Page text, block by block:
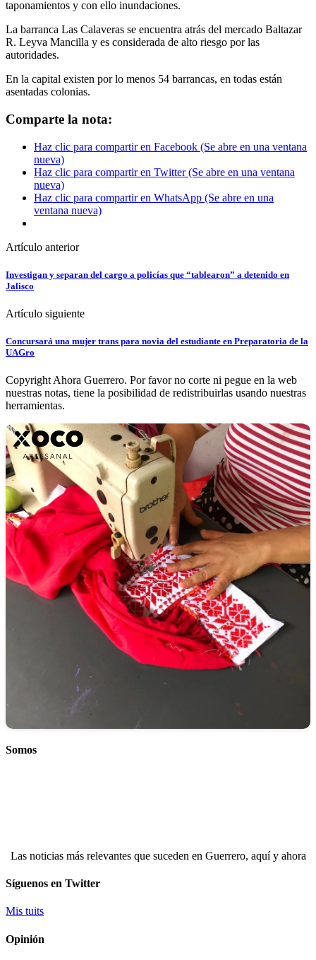
taponamientos y con ello inundaciones.
La barranca Las Calaveras se encuentra atrás del mercado Baltazar
R. Leyva Mancilla y es considerada de alto riesgo por las
autoridades.
En la capital existen por lo menos 54 barrancas, en todas están
asentadas colonias.
Comparte la nota:
Haz clic para compartir en Facebook (Se abre en una ventana
nueva)
Haz clic para compartir en Twitter (Se abre en una ventana
nueva)
Haz clic para compartir en WhatsApp (Se abre en una
ventana nueva)
Artículo anterior
Investigan y separan del cargo a policías que “tablearon” a detenido en
Jalisco
Artículo siguiente
Concursará una mujer trans para novia del estudiante en Preparatoria de la
UAGro
Copyright Ahora Guerrero. Por favor no corte ni pegue en la web
nuestras notas, tiene la posibilidad de redistribuirlas usando nuestras
herramientas.
Somos
Las noticias más relevantes que suceden en Guerrero, aquí y ahora
Síguenos en Twitter
Mis tuits
Opinión